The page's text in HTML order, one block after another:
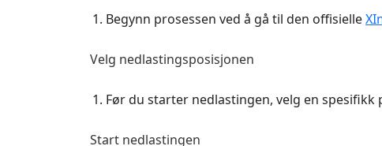
Begynn prosessen ved å gå til den offisielle
Velg nedlastingsposisjonen
Før du starter nedlastingen, velg en spesifikk
Start nedlastingen